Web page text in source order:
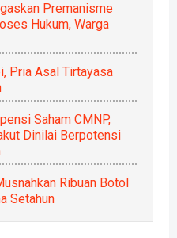
Premanisme
Hukum, Warga
Pria Asal Tirtayasa
Saham CMNP,
Dinilai Berpotensi
Ribuan Botol
Setahun